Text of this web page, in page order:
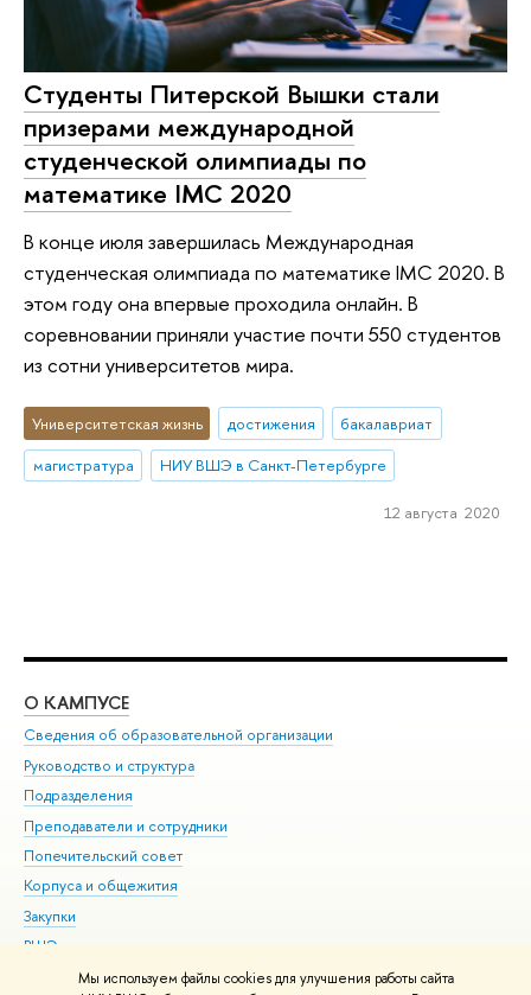
Мы используем файлы cookies для улучшения работы сайта
Cтуденты Питерской Вышки стали
призерами международной
студенческой олимпиады по
математике IMC 2020
В конце июля завершилась Международная
студенческая олимпиада по математике IMC 2020. В
этом году она впервые проходила онлайн. В
соревновании приняли участие почти 550 студентов
из сотни университетов мира.
Университетская жизнь достижения
бакалавриат
магистратура
НИУ ВШЭ в Санкт-Петербурге
12 августа 2020
О КАМПУСЕ
Сведения об образовательной организации
Руководство и структура
Подразделения
Преподаватели и сотрудники
Попечительский совет
Корпуса и общежития
Закупки
ВШЭ для студентов с ограниченными возможностями
здоровья и инвалидностью